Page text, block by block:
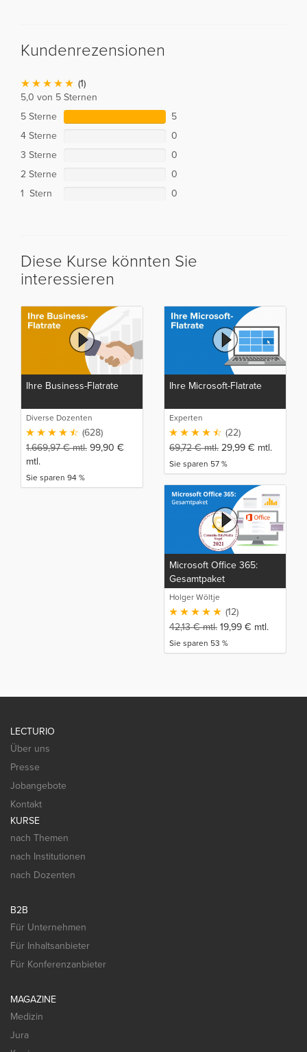
Kundenrezensionen
(1)
5,0 von 5 Sternen
5 Sterne
5
4 Sterne
0
3 Sterne
0
2 Sterne
0
1 Stern
0
Diese Kurse könnten Sie
interessieren
Ihre Business-Flatrate
Diverse Dozenten
(628)
1.669,97€mtl. 99,90 €
mtl.
Sie sparen 94 %
Ihre Microsoft-Flatrate
Experten
(22)
69,72€mtl. 29,99 € mtl.
Sie sparen 57 %
Microsoft Office 365:
Gesamtpaket
Holger Wöltje
(12)
42,13€mtl. 19,99 € mtl.
Sie sparen 53 %
LECTURIO
Über uns
Presse
Jobangebote
Kontakt
KURSE
nach Themen
nach Institutionen
nach Dozenten
B2B
Für Unternehmen
Für Inhaltsanbieter
Für Konferenzanbieter
MAGAZINE
Medizin
Jura